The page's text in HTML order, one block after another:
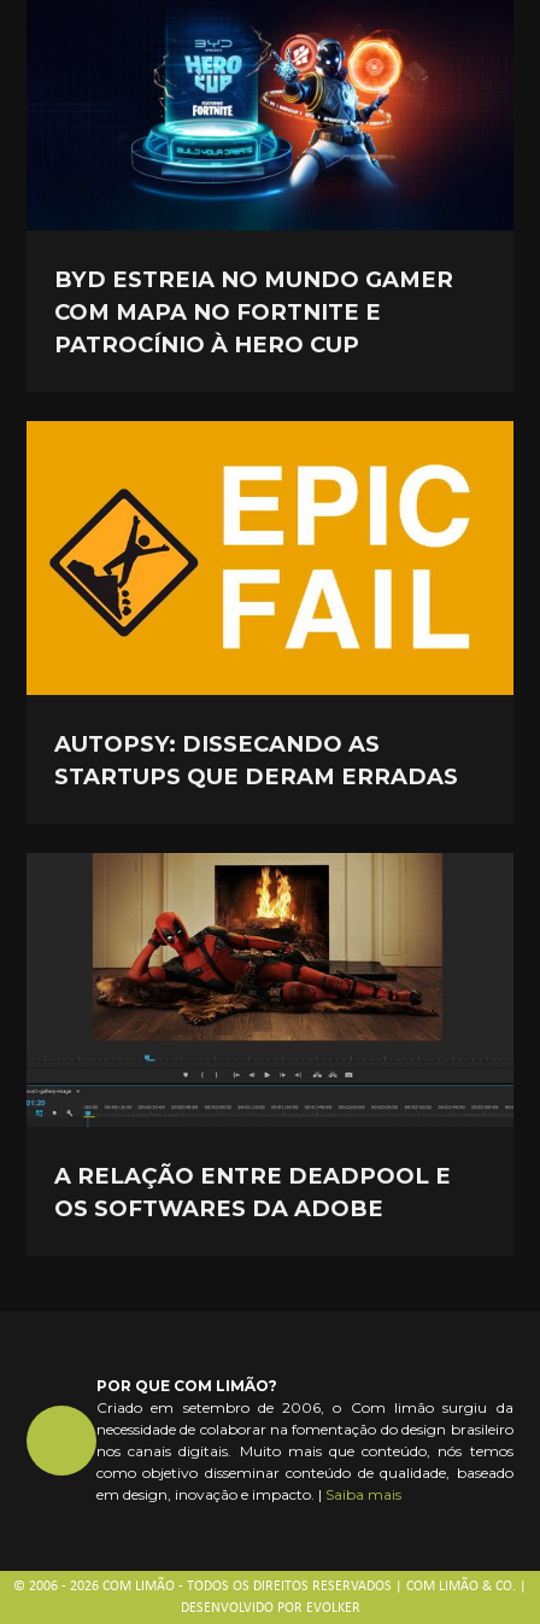
BYD ESTREIA NO MUNDO GAMER
COM MAPA NO FORTNITE E
PATROCÍNIO À HERO CUP
AUTOPSY: DISSECANDO AS
STARTUPS QUE DERAM ERRADAS
A RELAÇÃO ENTRE DEADPOOL E
OS SOFTWARES DA ADOBE
POR QUE COM LIMÃO?
Criado em setembro de 2006, o Com limão surgiu da
necessidade de colaborar na fomentação do design brasileiro
nos canais digitais. Muito mais que conteúdo, nós temos
como objetivo disseminar conteúdo de qualidade, baseado
em design, inovação e impacto. | Saiba mais
© 2006 - 2026 COM LIMÃO - TODOS OS DIREITOS RESERVADOS | COM LIMÃO & CO. |
DESENVOLVIDO POR EVOLKER